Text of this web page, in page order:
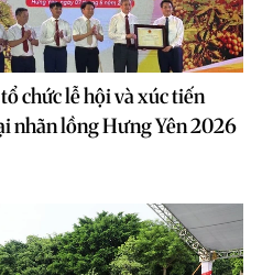
chức lễ hội và xúc tiến
nhãn lồng Hưng Yên 2026